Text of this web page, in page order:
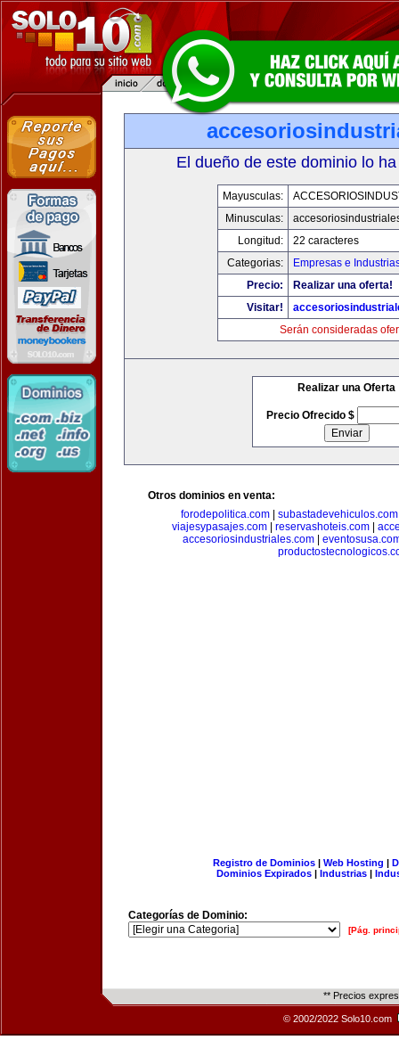
El dueño de este dominio lo
Mayusculas:
Minusculas:
Longitud:
22 caracteres
Categorias:
Empresas e
Precio:
Realizar una oferta!
Visitar!
Serán consideradas
Realizar una Oferta
Precio Ofrecido $
Otros dominios en venta:
forodepolitica.com| subastadevehiculos.com
viajesypasajes.com
reservashoteis.com
accesoriosindustriales.com
Registro de Dominios| Web Hosting |
Dominios Expirados | Industrias |
Categorías de Dominio:
[Pág.
** Precios
© 2002/2022 Solo10.com